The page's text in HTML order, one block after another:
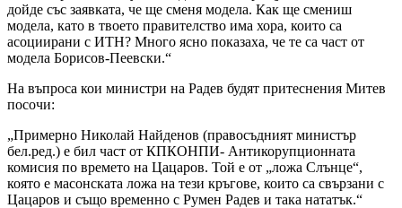
дойде със заявката, че ще сменя модела. Как ще смениш
модела, като в твоето правителство има хора, които са
асоциирани с ИТН? Много ясно показаха, че те са част от
модела Борисов-Пеевски.“
На въпроса кои министри на Радев будят притеснения Митев
посочи:
„Примерно Николай Найденов (правосъдният министър
бел.ред.) е бил част от КПКОНПИ- Антикорупционната
комисия по времето на Цацаров. Той е от „ложа Слънце“,
която е масонската ложа на тези кръгове, които са свързани с
Цацаров и също временно с Румен Радев и така нататък.“